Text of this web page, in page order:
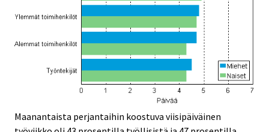
Maanantaista perjantaihin koostuva viisipäiväinen